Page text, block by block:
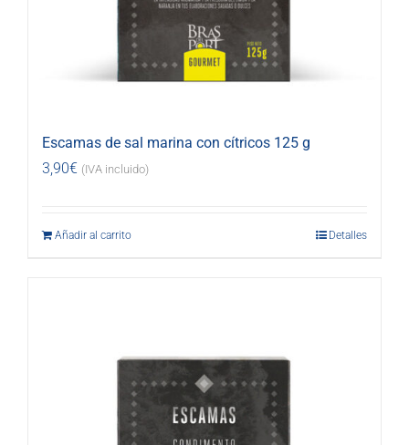
Escamas de sal marina con cítricos 125 g
3,90€ (IVA incluido)
Añadir al carrito Detalles